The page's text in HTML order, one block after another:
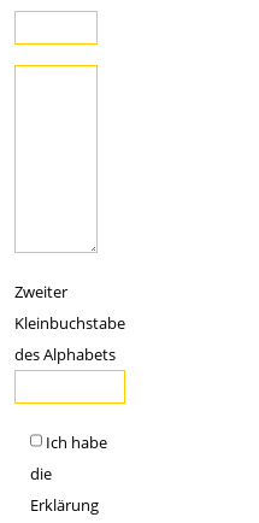
Zweiter
Kleinbuchstabe
des Alphabets
Ich habe
die
Erklärung